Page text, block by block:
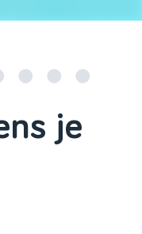
je